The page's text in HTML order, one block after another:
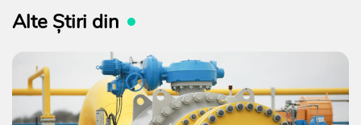
Alte Știri din